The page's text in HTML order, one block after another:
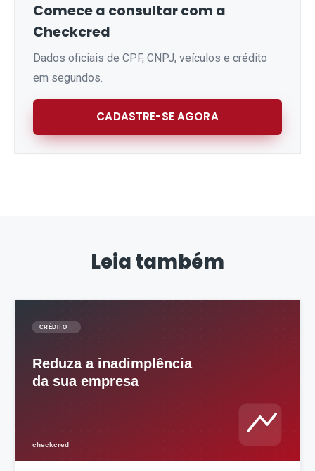
Comece a consultar com a
Checkcred
Dados oficiais de CPF, CNPJ, veículos e crédito
em segundos.
CADASTRE-SE AGORA
Leia também